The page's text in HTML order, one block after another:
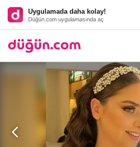
Uygulamada daha kolay!
Düğün.com uygulamasında aç